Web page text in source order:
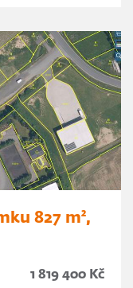
827 m²,
1 819 400 Kč